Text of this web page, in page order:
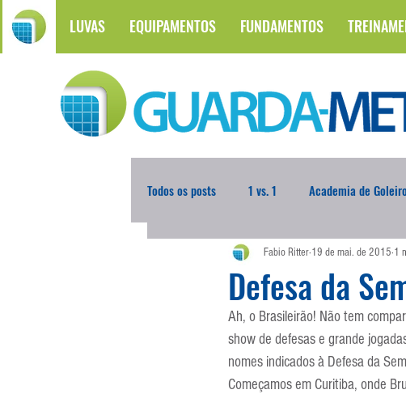
LUVAS EQUIPAMENTOS FUNDAMENTOS
Todos os posts 1 vs. 1 Academia de
Atualidades Blogoleiro da Semana
Comunicação Copa do Mundo Curso
Entrevistas Equipamentos Escola
Defesa da
Fabio Ritter 19 de mai. de 2015 1
Ah, o Brasileirão! Não tem
show de defesas e grande
nomes indicados à Defesa da
Começamos em Curitiba, onde